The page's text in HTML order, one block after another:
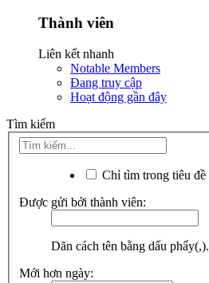
Thành viên
Liên kết nhanh
Notable Members
Đang truy cập
Hoạt động gần đây
Tìm kiếm
Chỉ tìm trong tiêu đề
Được gửi bởi thành viên:
Dãn cách tên bằng dấu phẩy(,).
Mới hơn ngày: